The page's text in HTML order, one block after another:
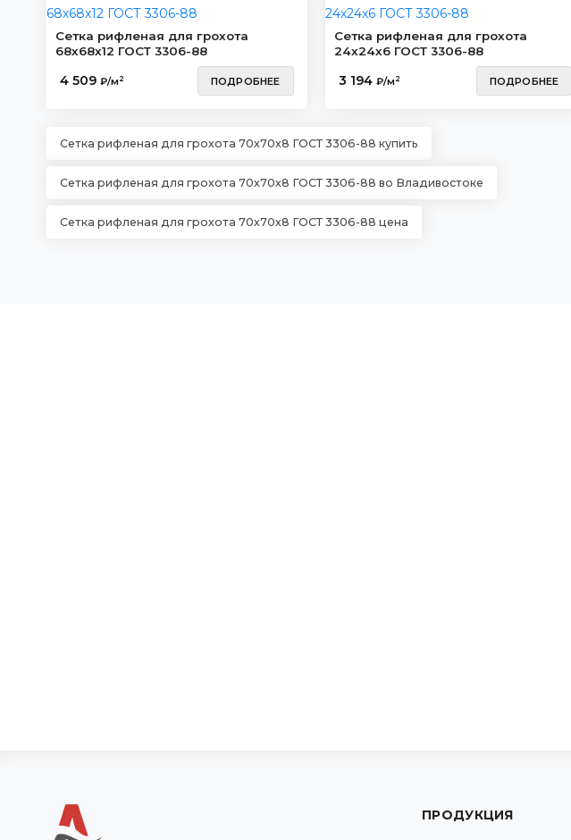
Сетка рифленая для грохота
68х68х12 ГОСТ 3306-88
4 509 ₽/м 2 ПОДРОБНЕЕ
Сетка рифленая для грохота
24х24х6 ГОСТ 3306-88
3 194 ₽/м 2 ПОДРОБНЕЕ
Сетка рифленая для грохота 70х70х8 ГОСТ 3306-88 купить
Сетка рифленая для грохота 70х70х8 ГОСТ 3306-88 во Владивостоке
Сетка рифленая для грохота 70х70х8 ГОСТ 3306-88 цена
ПРОДУКЦИЯ